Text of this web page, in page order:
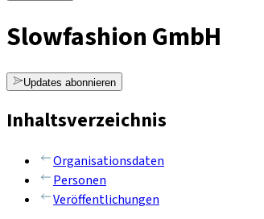
Slowfashion GmbH
Updates abonnieren
Inhaltsverzeichnis
Organisationsdaten
Personen
Veröffentlichungen